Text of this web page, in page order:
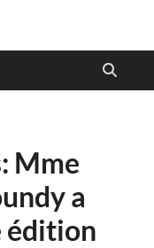
Mme
a
édition